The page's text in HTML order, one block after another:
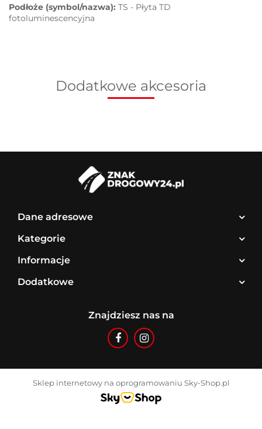
Podłoże (symbol/nazwa): TS - Płyta TD
fotoluminescencyjna
Dodatkowe akcesoria
Dane adresowe
Kategorie
Informacje
Dodatkowe
Znajdziesz nas na
Sklep internetowy na oprogramowaniu Sky-Shop.pl